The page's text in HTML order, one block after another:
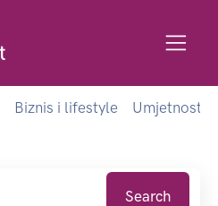
Biznis i lifestyle Umjetnost i
Search